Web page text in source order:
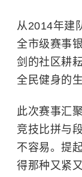
从2014年建
全市级赛事
剑的社区耕
全民健身的
此次赛事汇
竞技比拼与
不容易。提
得那种又紧